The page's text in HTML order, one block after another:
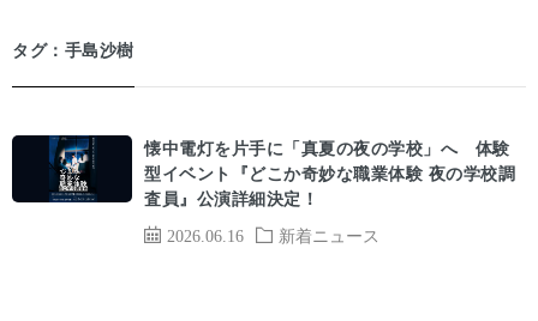
タグ：手島沙樹
2026.06.16 新着ニュース
懐中電灯を片手に「真夏の夜の学校」へ 体験
型イベント『どこか奇妙な職業体験 夜の学校調
査員』公演詳細決定！